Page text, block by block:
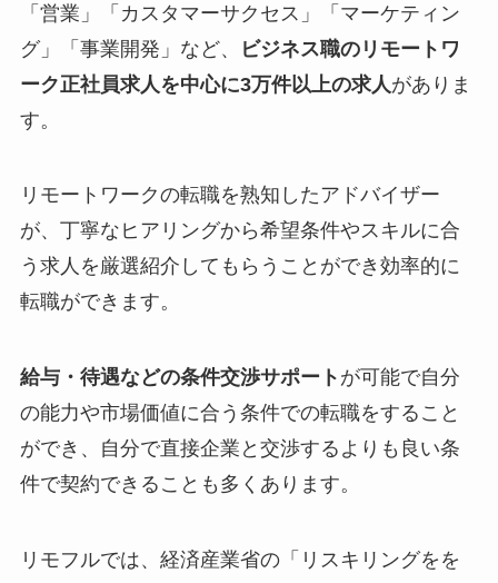
「営業」「カスタマーサクセス」「マーケティン
グ」「事業開発」など、
ビジネス職のリモートワ
ーク正社員求人を中心に3万件以上の求人 がありま
す。
リモートワークの転職を熟知したアドバイザー
が、丁寧なヒアリングから希望条件やスキルに合
う求人を厳選紹介してもらうことができ効率的に
転職ができます。
給与・待遇などの条件交渉サポート が可能で自分
の能力や市場価値に合う条件での転職をすること
ができ、自分で直接企業と交渉するよりも良い条
件で契約できることも多くあります。
リモフルでは、経済産業省の「リスキリングをを